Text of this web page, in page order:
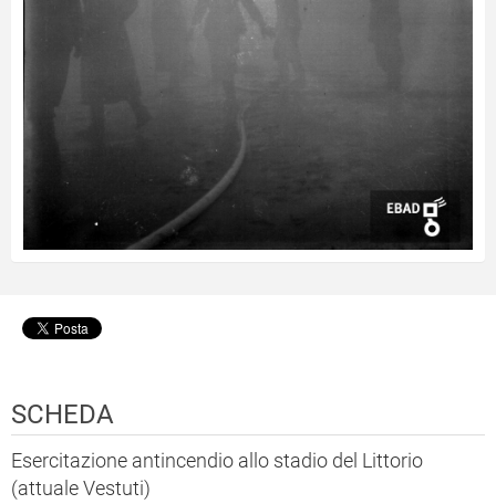
SCHEDA
Esercitazione antincendio allo stadio del Littorio
(attuale Vestuti)